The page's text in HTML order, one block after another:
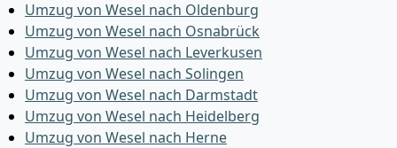
Umzug von Wesel nach Oldenburg
Umzug von Wesel nach Osnabrück
Umzug von Wesel nach Leverkusen
Umzug von Wesel nach Solingen
Umzug von Wesel nach Darmstadt
Umzug von Wesel nach Heidelberg
Umzug von Wesel nach Herne